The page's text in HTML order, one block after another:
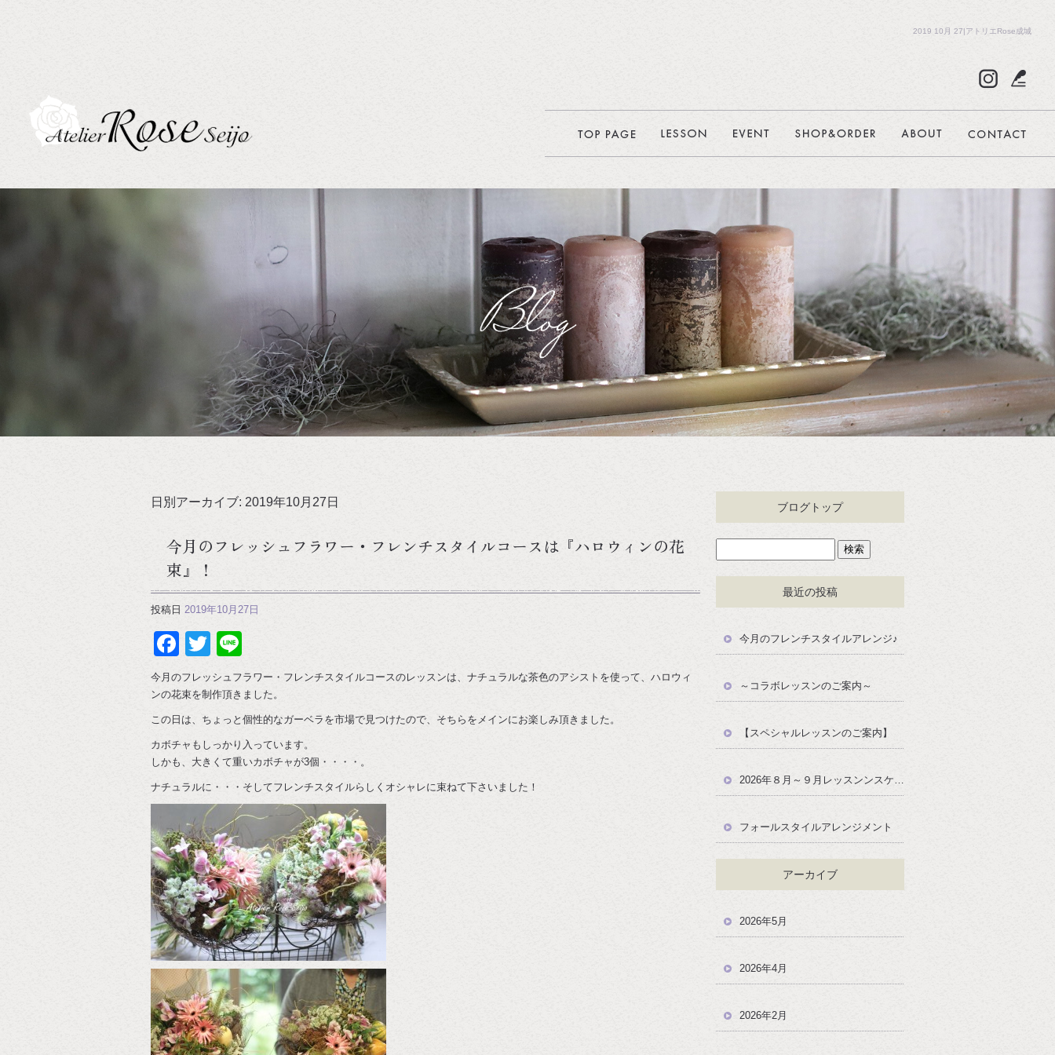
2019 10月 27|アトリエRose成城
日別アーカイブ: 2019年10月27日
今月のフレッシュフラワー・フレンチスタイルコースは『ハロウィンの花
束』！
投稿日 2019年10月27日
Facebook
Twitter
今月のフレッシュフラワー・フレンチスタイルコースのレッスンは、ナチュラルな茶色のアシストを使って、ハロウィ
ンの花束を制作頂きました。
この日は、ちょっと個性的なガーベラを市場で見つけたので、そちらをメインにお楽しみ頂きました。
カボチャもしっかり入っています。
しかも、大きくて重いカボチャが3個・・・・。
ナチュラルに・・・そしてフレンチスタイルらしくオシャレに束ねて下さいました！
ブログトップ
最近の投稿
今月のフレンチスタイルアレンジ♪
～コラボレッスンのご案内～
【スペシャルレッスンのご案内】
フォールスタイルアレンジメント
アーカイブ
2026年5月
2026年4月
2026年2月